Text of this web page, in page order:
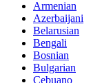
Armenian
Azerbaijani
Belarusian
Bengali
Bosnian
Bulgarian
Cebuano